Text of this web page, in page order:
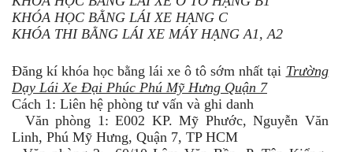
KHÓA HỌC BẰNG LÁI XE HẠNG C
KHÓA THI BẰNG LÁI XE MÁY HẠNG A1, A2
Đăng kí khóa học bằng lái xe ô tô sớm nhất tại Trường
Dạy Lái Xe Đại Phúc Phú Mỹ Hưng Quận 7
Cách 1: Liên hệ phòng tư vấn và ghi danh
Văn phòng 1: E002 KP. Mỹ Phước, Nguyễn Văn
Linh, Phú Mỹ Hưng, Quận 7, TP HCM